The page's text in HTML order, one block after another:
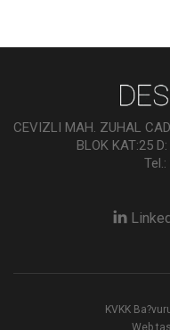
CEVIZLI MAH. ZUHAL
BLOK KAT:25
KVKK
Web